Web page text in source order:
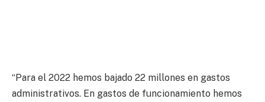
“Para el 2022 hemos bajado 22 millones en gastos
administrativos. En gastos de funcionamiento hemos